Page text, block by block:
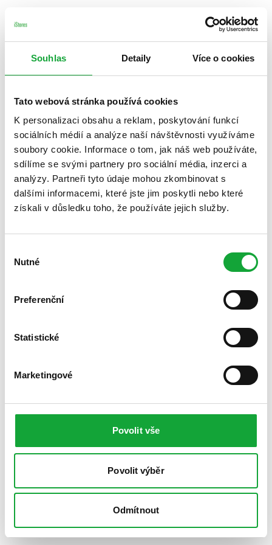
Souhlas Detaily Více o cookies
Tato webová stránka používá cookies
K personalizaci obsahu a reklam, poskytování funkcí
sociálních médií a analýze naší návštěvnosti využíváme
soubory cookie. Informace o tom, jak náš web používáte,
sdílíme se svými partnery pro sociální média, inzerci a
analýzy. Partneři tyto údaje mohou zkombinovat s
dalšími informacemi, které jste jim poskytli nebo které
získali v důsledku toho, že používáte jejich služby.
souhlasu
Nutné
Preferenční
Statistické
Marketingové
Povolit vše
Povolit výběr
Odmítnout